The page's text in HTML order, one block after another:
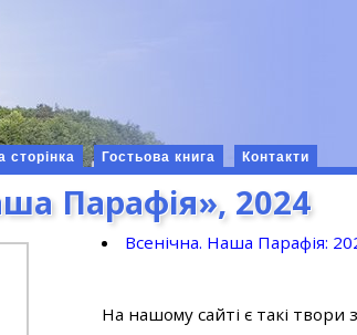
сторінка Гостьова книга Контакти
Парафія», 2024
Всенічна. Наша Парафія:
На нашому сайті є такі твори з